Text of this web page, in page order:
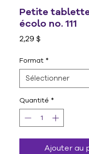
Petite
écolo no. 111
2,29 $
Format *
Quantité *
Ajouter au